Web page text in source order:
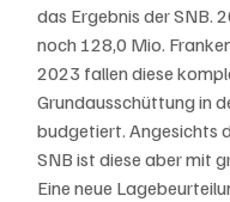
das Ergebnis der SNB.
noch 128,0 Mio.
2023 fallen diese
Grundausschüttung in
budgetiert. Angesichts
SNB ist diese aber mit
Eine neue